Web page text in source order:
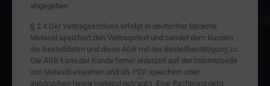
abgegeben.
§ 2.4 Der Vertragsschluss erfolgt in deutscher Sprache.
Melasól speichert den Vertragstext und sendet dem Kunden
die Bestelldaten und diese AGB mit der Bestellbestätigung zu.
Die AGB kann der Kunde ferner jederzeit auf der Internetseite
von Melasól einsehen und als PDF speichern oder
ausdrucken (www.melasol.net/agb). Eine Rechnung geht